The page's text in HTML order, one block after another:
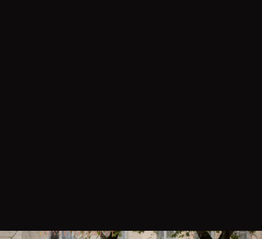
ACCUEIL DIVERTISSEMENT